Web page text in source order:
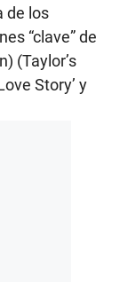
de los
“clave” de
(Taylor’s
Story’ y